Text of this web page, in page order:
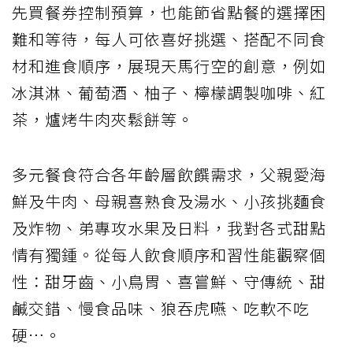
先買餐券控制預算，也能節省點餐的選擇困
難和等待，每人可依喜好挑選、搭配不同食
材和進食順序，展現天馬行空的創意，例如
冰淇淋、葡萄酒、柚子、檸檬調製咖啡、紅
茶，爐烤牛肉夾鬆餅等。
多元餐食符合各年齡層飲饌需求，父親愛海
鮮及牛肉、母親喜熟食及湯水、小孩挑麵食
及炸物、弟專攻水果及日料，我對各式甜點
情有獨鍾。從每人飲食順序和習性能觀察個
性：甜牙齒、小鳥胃、喜嘗鮮、守傳統、甜
鹹交錯、慢食品味、狼吞虎嚥、吃軟不吃
硬…。